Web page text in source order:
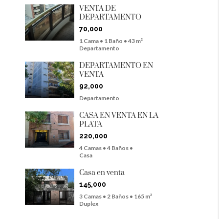
VENTA DE
DEPARTAMENTO
70,000
1 Cama • 1 Baño • 43 m²
Departamento
DEPARTAMENTO EN
VENTA
92,000
Departamento
CASA EN VENTA EN LA
PLATA
220,000
4 Camas • 4 Baños •
Casa
Casa en venta
145,000
3 Camas • 2 Baños • 165 m²
Duplex